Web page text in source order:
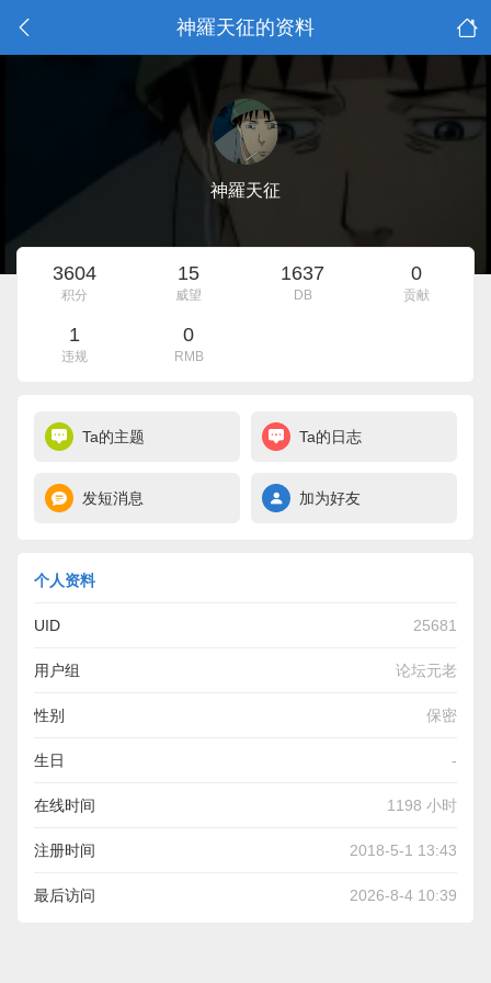
神羅天征的资料
神羅天征
3604
积分
15
威望
1637
DB
0
贡献
1
违规
0
RMB
Ta的主题 Ta的日志
发短消息 加为好友
个人资料
UID 25681
用户组 论坛元老
性别 保密
生日 -
在线时间 1198 小时
注册时间 2018-5-1 13:43
最后访问 2026-8-4 10:39